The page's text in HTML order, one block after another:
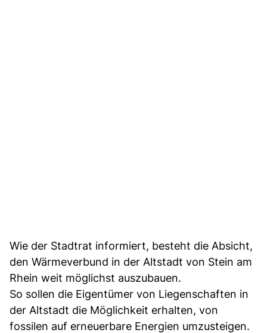
Wie der Stadtrat informiert, besteht die Absicht,
den Wärmeverbund in der Altstadt von Stein am
Rhein weit möglichst auszubauen.
So sollen die Eigentümer von Liegenschaften in
der Altstadt die Möglichkeit erhalten, von
fossilen auf erneuerbare Energien umzusteigen.